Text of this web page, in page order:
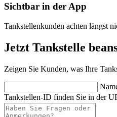
Sichtbar in der App
Tankstellenkunden achten längst
Jetzt Tankstelle
Zeigen Sie Kunden, was Ihre
Tankstellen-ID finden Sie in der